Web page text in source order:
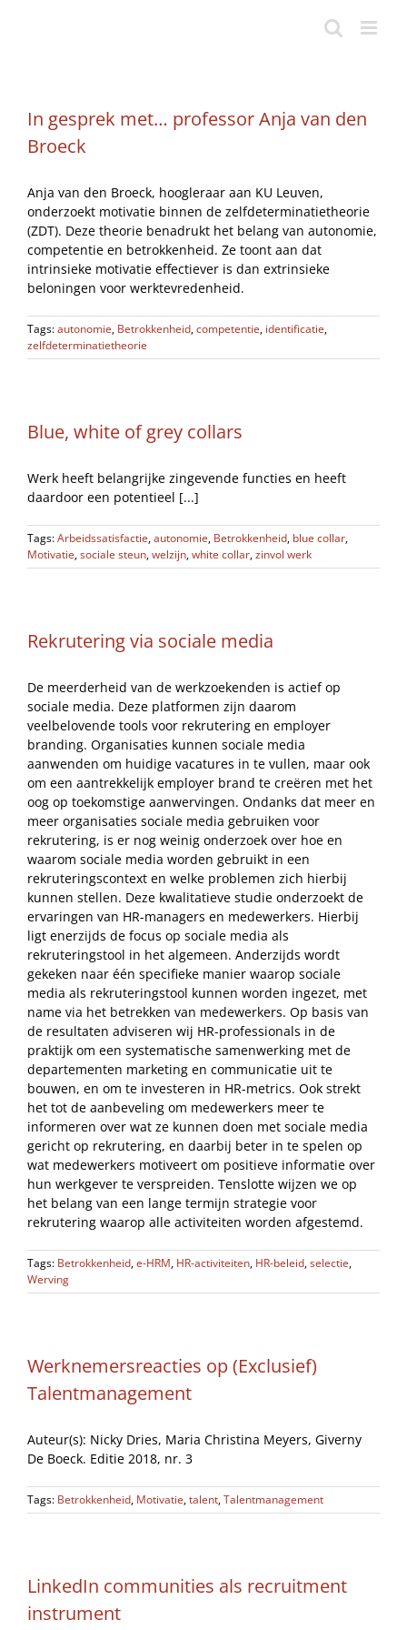
In gesprek met… professor Anja van den
Broeck
Anja van den Broeck, hoogleraar aan KU Leuven,
onderzoekt motivatie binnen de zelfdeterminatietheorie
(ZDT). Deze theorie benadrukt het belang van autonomie,
competentie en betrokkenheid. Ze toont aan dat
intrinsieke motivatie effectiever is dan extrinsieke
beloningen voor werktevredenheid.
Tags:autonomie, Betrokkenheid,competentie, identificatie,
zelfdeterminatietheorie
Blue, white of grey collars
Werk heeft belangrijke zingevende functies en heeft
daardoor een potentieel [...]
Tags:Arbeidssatisfactie,autonomie, Betrokkenheid, blue collar,
Motivatie,sociale steun,welzijn,white collar,zinvol werk
Rekrutering via sociale media
De meerderheid van de werkzoekenden is actief op
sociale media. Deze platformen zijn daarom
veelbelovende tools voor rekrutering en employer
branding. Organisaties kunnen sociale media
aanwenden om huidige vacatures in te vullen, maar ook
om een aantrekkelijk employer brand te creëren met het
oog op toekomstige aanwervingen. Ondanks dat meer en
meer organisaties sociale media gebruiken voor
rekrutering, is er nog weinig onderzoek over hoe en
waarom sociale media worden gebruikt in een
rekruteringscontext en welke problemen zich hierbij
kunnen stellen. Deze kwalitatieve studie onderzoekt de
ervaringen van HR-managers en medewerkers. Hierbij
ligt enerzijds de focus op sociale media als
rekruteringstool in het algemeen. Anderzijds wordt
gekeken naar één specifieke manier waarop sociale
media als rekruteringstool kunnen worden ingezet, met
name via het betrekken van medewerkers. Op basis van
de resultaten adviseren wij HR-professionals in de
praktijk om een systematische samenwerking met de
departementen marketing en communicatie uit te
bouwen, en om te investeren in HR-metrics. Ook strekt
het tot de aanbeveling om medewerkers meer te
informeren over wat ze kunnen doen met sociale media
gericht op rekrutering, en daarbij beter in te spelen op
wat medewerkers motiveert om positieve informatie over
hun werkgever te verspreiden. Tenslotte wijzen we op
het belang van een lange termijn strategie voor
rekrutering waarop alle activiteiten worden afgestemd.
Tags: Betrokkenheid,e-HRM, HR-activiteiten, HR-beleid,selectie,
Werving
Werknemersreacties op (Exclusief)
Talentmanagement
Auteur(s): Nicky Dries, Maria Christina Meyers, Giverny
De Boeck. Editie 2018, nr. 3
Tags: Betrokkenheid, Motivatie,talent,Talentmanagement
LinkedIn communities als recruitment
instrument